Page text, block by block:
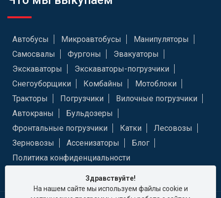
Автобусы Микроавтобусы
Манипуляторы
Самосвалы
Фургоны
Эвакуаторы
Экскаваторы
Экскаваторы-погрузчики
Снегоуборщики
Комбайны
Мотоблоки
Тракторы
Погрузчики
Вилочные погрузчики
Автокраны
Бульдозеры
Фронтальные погрузчики
Катки
Лесовозы
Зерновозы
Ассенизаторы
Блог
Политика конфиденциальности
Здравствуйте!
На нашем сайте мы используем файлы cookie и